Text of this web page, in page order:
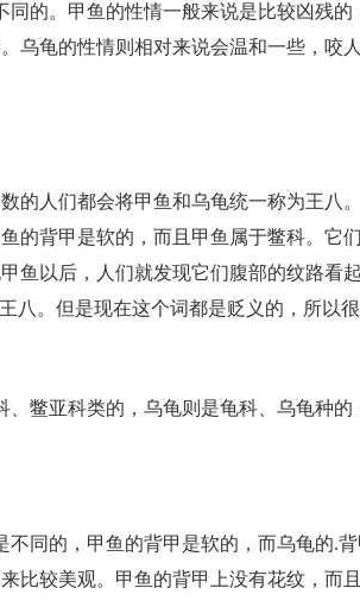
同的。甲鱼的性情一般来说是比较凶残的
乌龟的性情则相对来说会温和一些，咬
的人们都会将甲鱼和乌龟统一称为王八
的背甲是软的，而且甲鱼属于鳖科。它
鱼以后，人们就发现它们腹部的纹路看
八。但是现在这个词都是贬义的，所以很
、鳖亚科类的，乌龟则是龟科、乌龟种的
不同的，甲鱼的背甲是软的，而乌龟的.
比较美观。甲鱼的背甲上没有花纹，而